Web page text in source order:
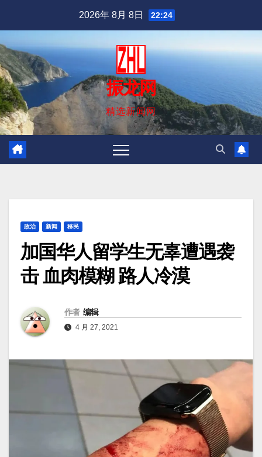
内
容
2026年 8月 8日 22:24
振龙网
精选新闻网
政治 新闻 移民
加国华人留学生无辜遭遇袭
击 血肉模糊 路人冷漠
作者 编辑
4 月 27, 2021